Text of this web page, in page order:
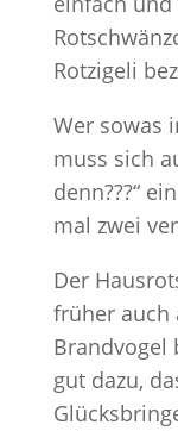
Rotzigeli
Wer sowas
muss sich
denn???“
mal zwei
Der
früher auch
Brandvogel
gut dazu,